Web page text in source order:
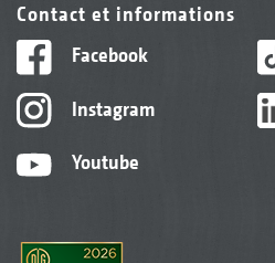
Contact et informations
Facebook
Instagram
Youtube